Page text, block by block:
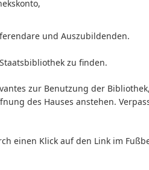
und Auszubildenden.
zu finden.
zur Benutzung der
des Hauses anstehen.
einen Klick auf den Link im